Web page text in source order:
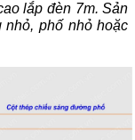
lắp đèn 7m. Sản
nhỏ, phố nhỏ hoặc